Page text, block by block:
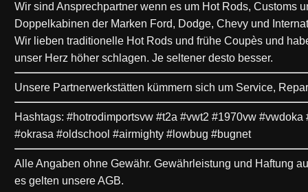
Wir sind Ansprechpartner wenn es um Hot Rods, Customs
Doppelkabinen der Marken Ford, Dodge, Chevy und
Wir lieben traditionelle Hot Rods und frühe Coupès und
unser Herz höher schlagen. Je seltener desto besser.
Unsere Partnerwerkstätten kümmern sich um Service,
Hashtags: #hotrodimportsvw #t2a #vwt2 #1970vw
#okrasa #oldschool #airmighty #lowbug #bugnet
Alle Angaben ohne Gewähr. Gewährleistung und Haftung
es gelten unsere AGB.